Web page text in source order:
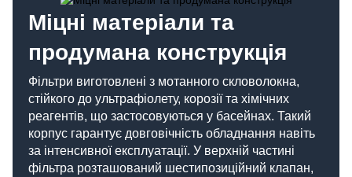
Міцні матеріали та
продумана конструкція
Фільтри виготовлені з мотанного скловолокна,
стійкого до ультрафіолету, корозії та хімічних
реагентів, що застосовуються у басейнах. Такий
корпус гарантує довговічність обладнання навіть
за інтенсивної експлуатації. У верхній частині
фільтра розташований шестипозиційний клапан,